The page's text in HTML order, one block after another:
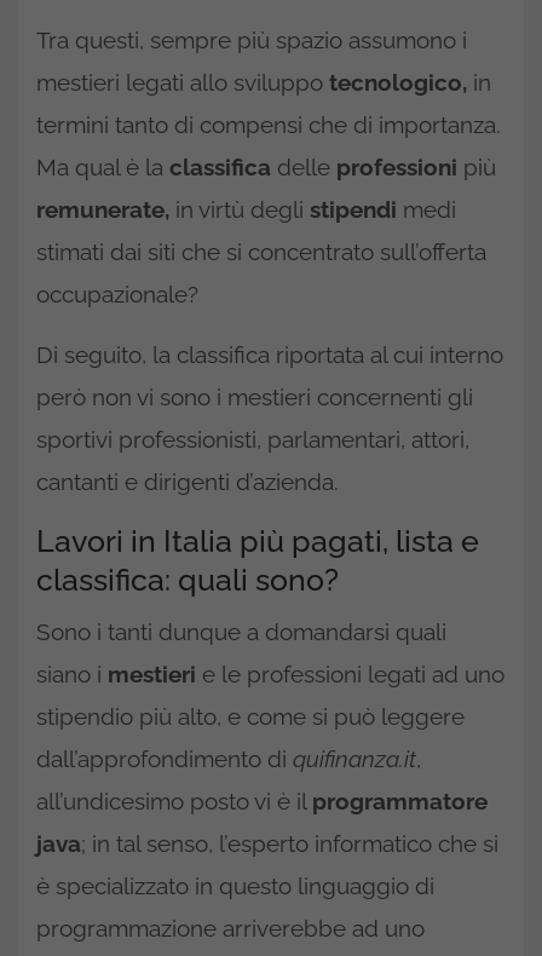
Tra questi, sempre più spazio assumono i
mestieri legati allo sviluppo tecnologico, in
termini tanto di compensi che di importanza.
Ma qual è la classifica delle professioni più
remunerate, in virtù degli stipendi medi
stimati dai siti che si concentrato sull’offerta
occupazionale?
Di seguito, la classifica riportata al cui interno
però non vi sono i mestieri concernenti gli
sportivi professionisti, parlamentari, attori,
cantanti e dirigenti d’azienda.
Lavori in Italia più pagati, lista e
classifica: quali sono?
Sono i tanti dunque a domandarsi quali
siano i mestieri e le professioni legati ad uno
stipendio più alto, e come si può leggere
dall’approfondimento di quifinanza.it,
all’undicesimo posto vi è il programmatore
java; in tal senso, l’esperto informatico che si
è specializzato in questo linguaggio di
programmazione arriverebbe ad uno